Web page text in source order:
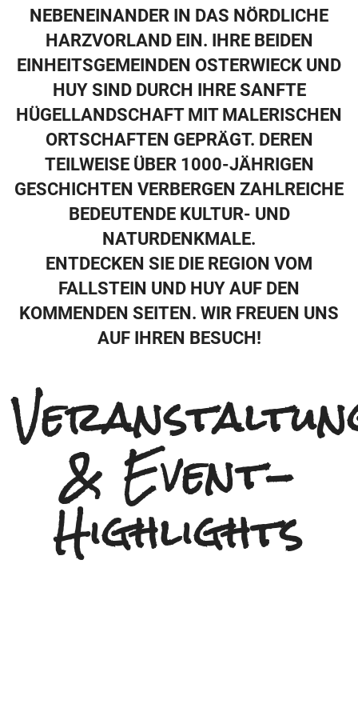
HÖHENZÜGE VOM FALLSTEIN UND HUY
NEBENEINANDER IN DAS NÖRDLICHE
HARZVORLAND EIN. IHRE BEIDEN
EINHEITSGEMEINDEN OSTERWIECK UND
HUY SIND DURCH IHRE SANFTE
HÜGELLANDSCHAFT MIT MALERISCHEN
ORTSCHAFTEN GEPRÄGT. DEREN
TEILWEISE ÜBER 1000-JÄHRIGEN
GESCHICHTEN VERBERGEN ZAHLREICHE
BEDEUTENDE KULTUR- UND
NATURDENKMALE.
ENTDECKEN SIE DIE REGION VOM
FALLSTEIN UND HUY AUF DEN
KOMMENDEN SEITEN. WIR FREUEN UNS
& Event-
Highlights